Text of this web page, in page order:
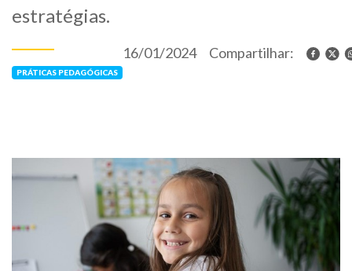
estratégias.
PRÁTICAS PEDAGÓGICAS
16/01/2024 Compartilhar: